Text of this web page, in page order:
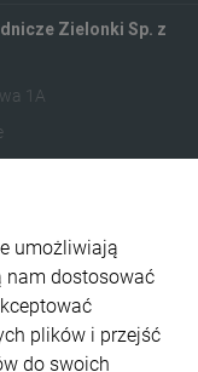
Zielonki Sp. z
1A
umożliwiają
nam dostosować
plików i przejść
do swoich